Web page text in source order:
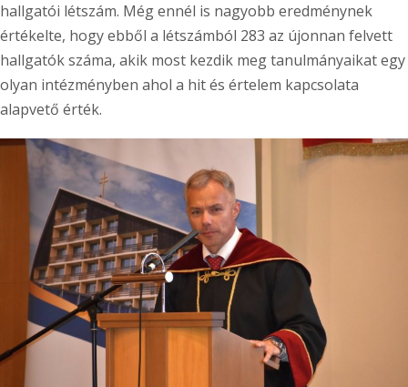
hallgatói létszám. Még ennél is nagyobb eredménynek
értékelte, hogy ebből a létszámból 283 az újonnan felvett
hallgatók száma, akik most kezdik meg tanulmányaikat egy
olyan intézményben ahol a hit és értelem kapcsolata
alapvető érték.